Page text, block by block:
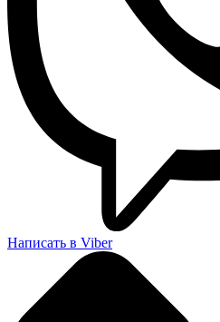
Написать в Viber